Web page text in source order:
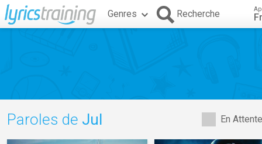
Genres Recherche
En
Paroles de Jul